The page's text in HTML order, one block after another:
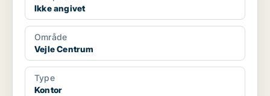
Ikke angivet
Område
Vejle Centrum
Type
Kontor